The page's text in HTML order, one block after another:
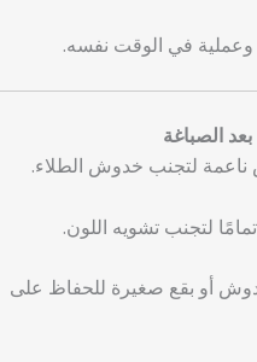
وعملية في الوقت نفسه.
الصباغة
لتجنب خدوش الطلاء.
لتجنب تشويه اللون.
أو بقع صغيرة للحفاظ على